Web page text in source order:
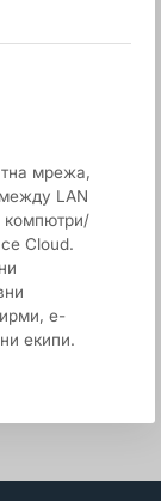
мрежа,
LAN
компютри/
Cloud.
е-
екипи.